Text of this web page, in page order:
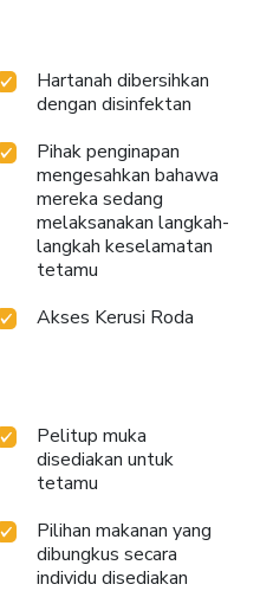
Hartanah dibersihkan
dengan disinfektan
Pihak penginapan
mengesahkan bahawa
mereka sedang
melaksanakan langkah-
langkah keselamatan
tetamu
Akses Kerusi Roda
Pelitup muka
disediakan untuk
tetamu
Pilihan makanan yang
dibungkus secara
individu disediakan